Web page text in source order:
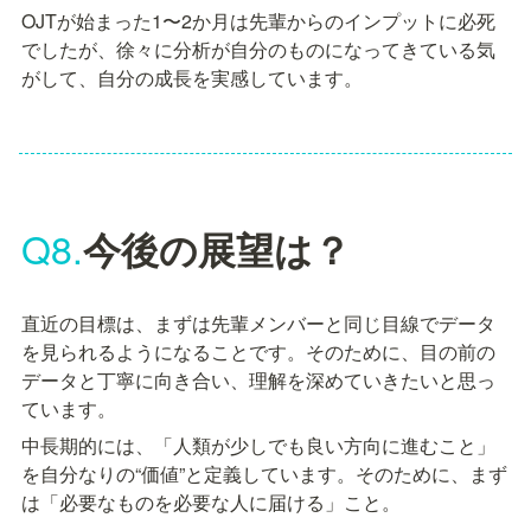
OJTが始まった1〜2か月は先輩からのインプットに必死
でしたが、徐々に分析が自分のものになってきている気
がして、自分の成長を実感しています。
Q8.今後の展望は？
直近の目標は、まずは先輩メンバーと同じ目線でデータ
を見られるようになることです。そのために、目の前の
データと丁寧に向き合い、理解を深めていきたいと思っ
ています。
中長期的には、「人類が少しでも良い方向に進むこと」
を自分なりの“価値”と定義しています。そのために、まず
は「必要なものを必要な人に届ける」こと。